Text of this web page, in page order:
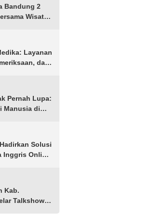
Bandung 2
Wisata
Layanan
dan
Pernah Lupa:
Manusia di
Solusi
Inggris Online
Kab.
Talkshow